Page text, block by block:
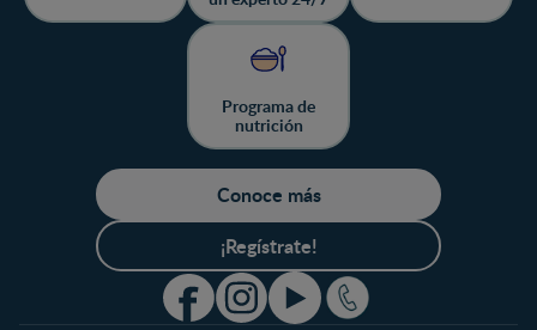
Programa de
nutrición
Conoce más
¡Regístrate!